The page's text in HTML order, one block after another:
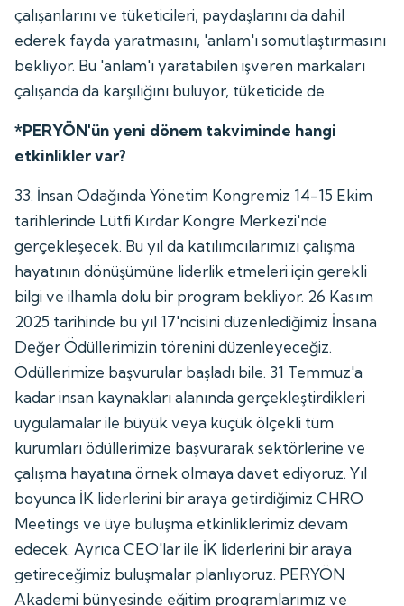
çalışanlarını ve tüketicileri, paydaşlarını da dahil
ederek fayda yaratmasını, 'anlam'ı somutlaştırmasını
bekliyor. Bu 'anlam'ı yaratabilen işveren markaları
çalışanda da karşılığını buluyor, tüketicide de.
*PERYÖN'ün yeni dönem takviminde hangi
etkinlikler var?
33. İnsan Odağında Yönetim Kongremiz 14-15 Ekim
tarihlerinde Lütfi Kırdar Kongre Merkezi'nde
gerçekleşecek. Bu yıl da katılımcılarımızı çalışma
hayatının dönüşümüne liderlik etmeleri için gerekli
bilgi ve ilhamla dolu bir program bekliyor. 26 Kasım
2025 tarihinde bu yıl 17'ncisini düzenlediğimiz İnsana
Değer Ödüllerimizin törenini düzenleyeceğiz.
Ödüllerimize başvurular başladı bile. 31 Temmuz'a
kadar insan kaynakları alanında gerçekleştirdikleri
uygulamalar ile büyük veya küçük ölçekli tüm
kurumları ödüllerimize başvurarak sektörlerine ve
çalışma hayatına örnek olmaya davet ediyoruz. Yıl
boyunca İK liderlerini bir araya getirdiğimiz CHRO
Meetings ve üye buluşma etkinliklerimiz devam
edecek. Ayrıca CEO'lar ile İK liderlerini bir araya
getireceğimiz buluşmalar planlıyoruz. PERYÖN
Akademi bünyesinde eğitim programlarımız ve